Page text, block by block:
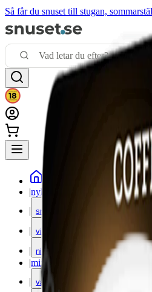
Så får du snuset till stugan,
|nyheter
| snus
| vitt snus
| nikotinfritt
|mixpack
| vape